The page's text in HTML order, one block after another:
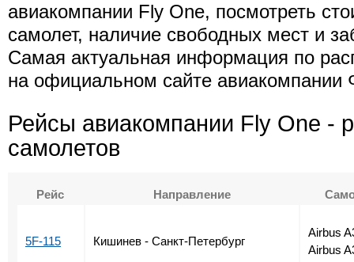
авиакомпании Fly One, посмотреть
самолет, наличие свободных мест и
Самая актуальная информация по
на официальном сайте авиакомпании
Рейсы авиакомпании Fly One -
самолетов
Рейс Направление
5F-115 Кишинев - Санкт-Петербург
Airbus
Airbus